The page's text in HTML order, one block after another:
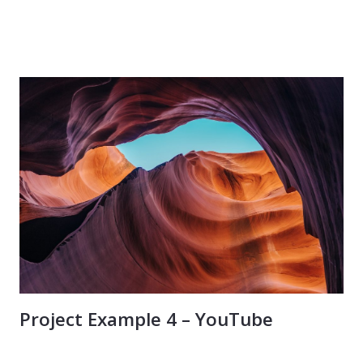
Project Example 4 – YouTube